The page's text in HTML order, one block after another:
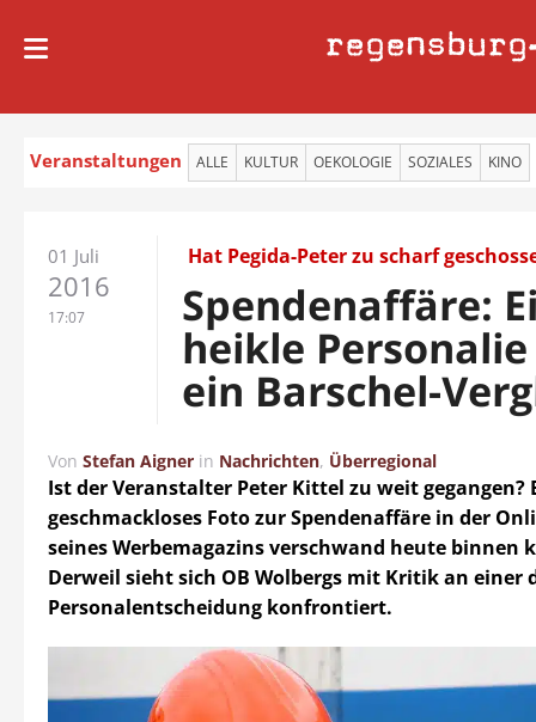
regensburg
Veranstaltungen ALLE KULTUR OEKOLOGIE SOZIALES KINO
01 Juli
2016
17:07
Hat Pegida-Peter zu scharf
Spendenaffäre:
heikle
ein Barschel-
Von Stefan Aigner in Nachrichten, Überregional
Ist der Veranstalter Peter Kittel zu weit gegangen?
geschmackloses Foto zur Spendenaffäre in der
seines Werbemagazins verschwand heute binnen
Derweil sieht sich OB Wolbergs mit Kritik an einer
Personalentscheidung konfrontiert.